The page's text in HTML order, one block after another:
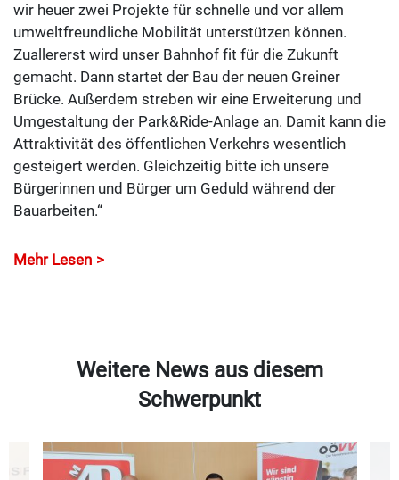
wir heuer zwei Projekte für schnelle und vor allem
umweltfreundliche Mobilität unterstützen können.
Zuallererst wird unser Bahnhof fit für die Zukunft
gemacht. Dann startet der Bau der neuen Greiner
Brücke. Außerdem streben wir eine Erweiterung und
Umgestaltung der Park&Ride-Anlage an. Damit kann die
Attraktivität des öffentlichen Verkehrs wesentlich
gesteigert werden. Gleichzeitig bitte ich unsere
Bürgerinnen und Bürger um Geduld während der
Bauarbeiten.“
Mehr Lesen
Weitere News aus diesem
Schwerpunkt